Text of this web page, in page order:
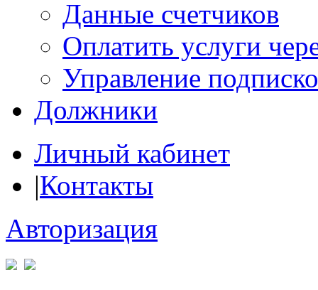
Данные счетчиков
Оплатить услуги
Управление
Должники
Личный кабинет
|Контакты
Авторизация